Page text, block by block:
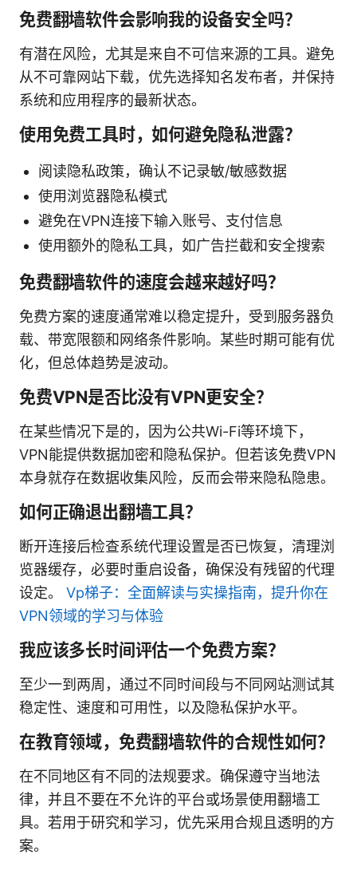
免费翻墙软件会影响我的设备安全吗？
有潜在风险，尤其是来自不可信来源的工具。避免
从不可靠网站下载，优先选择知名发布者，并保持
系统和应用程序的最新状态。
使用免费工具时，如何避免隐私泄露？
阅读隐私政策，确认不记录敏/敏感数据
使用浏览器隐私模式
避免在VPN连接下输入账号、支付信息
使用额外的隐私工具，如广告拦截和安全搜索
免费翻墙软件的速度会越来越好吗？
免费方案的速度通常难以稳定提升，受到服务器负
载、带宽限额和网络条件影响。某些时期可能有优
化，但总体趋势是波动。
免费VPN是否比没有VPN更安全？
在某些情况下是的，因为公共Wi-Fi等环境下，
VPN能提供数据加密和隐私保护。但若该免费VPN
本身就存在数据收集风险，反而会带来隐私隐患。
如何正确退出翻墙工具？
断开连接后检查系统代理设置是否已恢复，清理浏
览器缓存，必要时重启设备，确保没有残留的代理
设定。 Vp梯子：全面解读与实操指南，提升你在
VPN领域的学习与体验
我应该多长时间评估一个免费方案？
至少一到两周，通过不同时间段与不同网站测试其
稳定性、速度和可用性，以及隐私保护水平。
在教育领域，免费翻墙软件的合规性如何？
在不同地区有不同的法规要求。确保遵守当地法
律，并且不要在不允许的平台或场景使用翻墙工
具。若用于研究和学习，优先采用合规且透明的方
案。